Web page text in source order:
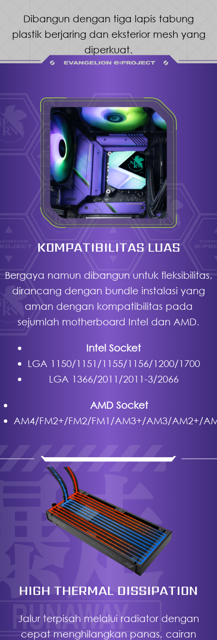
Dibangun dengan tiga lapis tabung
plastik berjaring dan eksterior mesh yang
diperkuat.
KOMPATIBILITAS LUAS
Bergaya namun dibangun untuk fleksibilitas,
dirancang dengan bundle instalasi yang
aman dengan kompatibilitas pada
sejumlah motherboard Intel dan AMD.
Intel Socket
LGA 1150/1151/1155/1156/1200/1700
LGA 1366/2011/2011-3/2066
AMD Socket
AM4/FM2+/FM2/FM1/AM3+/AM3/AM2+/
HIGH THERMAL DISSIPATION
Jalur terpisah melalui radiator dengan
cepat menghilangkan panas, cairan